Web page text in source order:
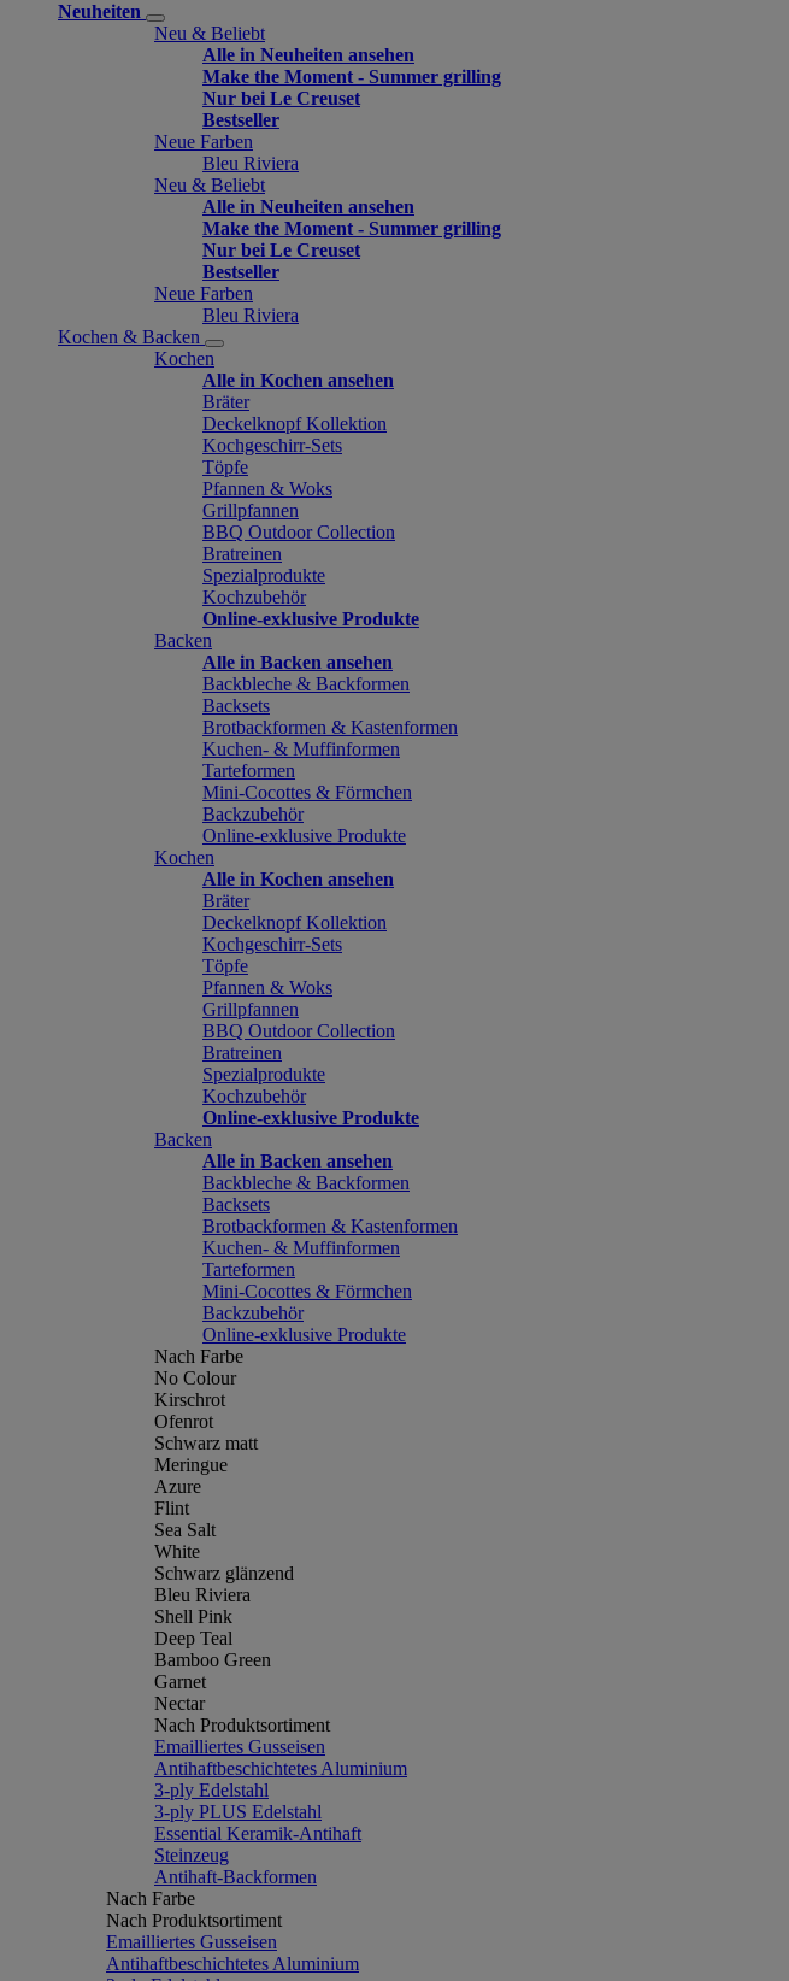
Neuheiten
Neu & Beliebt
Alle in Neuheiten ansehen
Make the Moment - Summer grilling
Nur bei Le Creuset
Bestseller
Neue Farben
Bleu Riviera
Neu & Beliebt
Alle in Neuheiten ansehen
Make the Moment - Summer grilling
Nur bei Le Creuset
Bestseller
Neue Farben
Bleu Riviera
Kochen & Backen
Kochen
Alle in Kochen ansehen
Bräter
Deckelknopf Kollektion
Kochgeschirr-Sets
Töpfe
Pfannen & Woks
Grillpfannen
BBQ Outdoor Collection
Bratreinen
Spezialprodukte
Kochzubehör
Online-exklusive Produkte
Backen
Alle in Backen ansehen
Backbleche & Backformen
Backsets
Brotbackformen & Kastenformen
Kuchen- & Muffinformen
Tarteformen
Mini-Cocottes & Förmchen
Backzubehör
Online-exklusive Produkte
Kochen
Alle in Kochen ansehen
Bräter
Deckelknopf Kollektion
Kochgeschirr-Sets
Töpfe
Pfannen & Woks
Grillpfannen
BBQ Outdoor Collection
Bratreinen
Spezialprodukte
Kochzubehör
Online-exklusive Produkte
Backen
Alle in Backen ansehen
Backbleche & Backformen
Backsets
Brotbackformen & Kastenformen
Kuchen- & Muffinformen
Tarteformen
Mini-Cocottes & Förmchen
Backzubehör
Online-exklusive Produkte
Nach Farbe
No Colour
Kirschrot
Ofenrot
Schwarz matt
Meringue
Azure
Flint
Sea Salt
White
Schwarz glänzend
Bleu Riviera
Shell Pink
Deep Teal
Bamboo Green
Garnet
Nectar
Nach Produktsortiment
Emailliertes Gusseisen
Antihaftbeschichtetes Aluminium
3-ply Edelstahl
3-ply PLUS Edelstahl
Essential Keramik-Antihaft
Steinzeug
Antihaft-Backformen
Nach Farbe
Nach Produktsortiment
Emailliertes Gusseisen
Antihaftbeschichtetes Aluminium